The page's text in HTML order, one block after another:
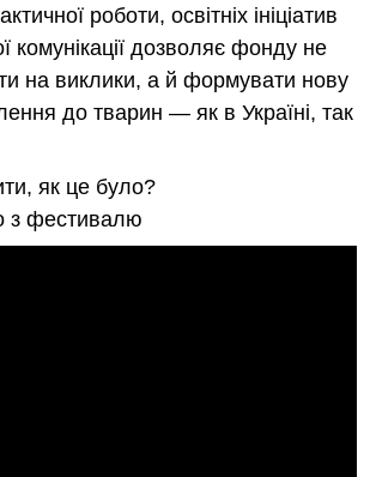
роботи, освітніх ініціатив
комунікації дозволяє фонду не
на виклики, а й формувати нову
до тварин — як в Україні, так
як це було?
з фестивалю